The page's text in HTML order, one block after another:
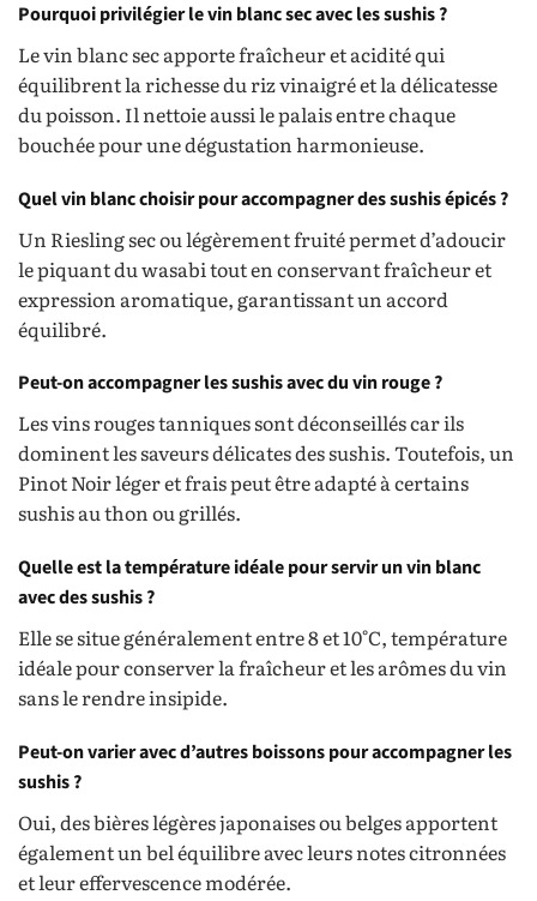
Pourquoi privilégier le vin blanc sec avec les sushis ?
Le vin blanc sec apporte fraîcheur et acidité qui
équilibrent la richesse du riz vinaigré et la délicatesse
du poisson. Il nettoie aussi le palais entre chaque
bouchée pour une dégustation harmonieuse.
Quel vin blanc choisir pour accompagner des sushis épicés ?
Un Riesling sec ou légèrement fruité permet d’adoucir
le piquant du wasabi tout en conservant fraîcheur et
expression aromatique, garantissant un accord
équilibré.
Peut-on accompagner les sushis avec du vin rouge ?
Les vins rouges tanniques sont déconseillés car ils
dominent les saveurs délicates des sushis. Toutefois, un
Pinot Noir léger et frais peut être adapté à certains
sushis au thon ou grillés.
Quelle est la température idéale pour servir un vin blanc
avec des sushis ?
Elle se situe généralement entre 8 et 10°C, température
idéale pour conserver la fraîcheur et les arômes du vin
sans le rendre insipide.
Peut-on varier avec d’autres boissons pour accompagner les
sushis ?
Oui, des bières légères japonaises ou belges apportent
également un bel équilibre avec leurs notes citronnées
et leur effervescence modérée.